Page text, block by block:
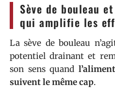
Sève de bouleau
qui amplifie les
La sève de bouleau
potentiel drainant et
son sens quand
suivent le même cap.